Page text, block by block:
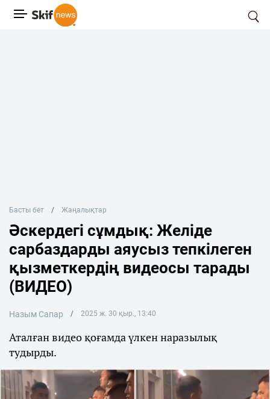
Басты бет Жаңалықтар
Әскердегі сұмдық: Желіде
сарбаздарды аяусыз тепкілеген
қызметкердің видеосы тарады
(ВИДЕО)
Назым Сапар 2025 ж. 30 қыр., 13:40
Аталған видео қоғамда үлкен наразылық
тудырды.